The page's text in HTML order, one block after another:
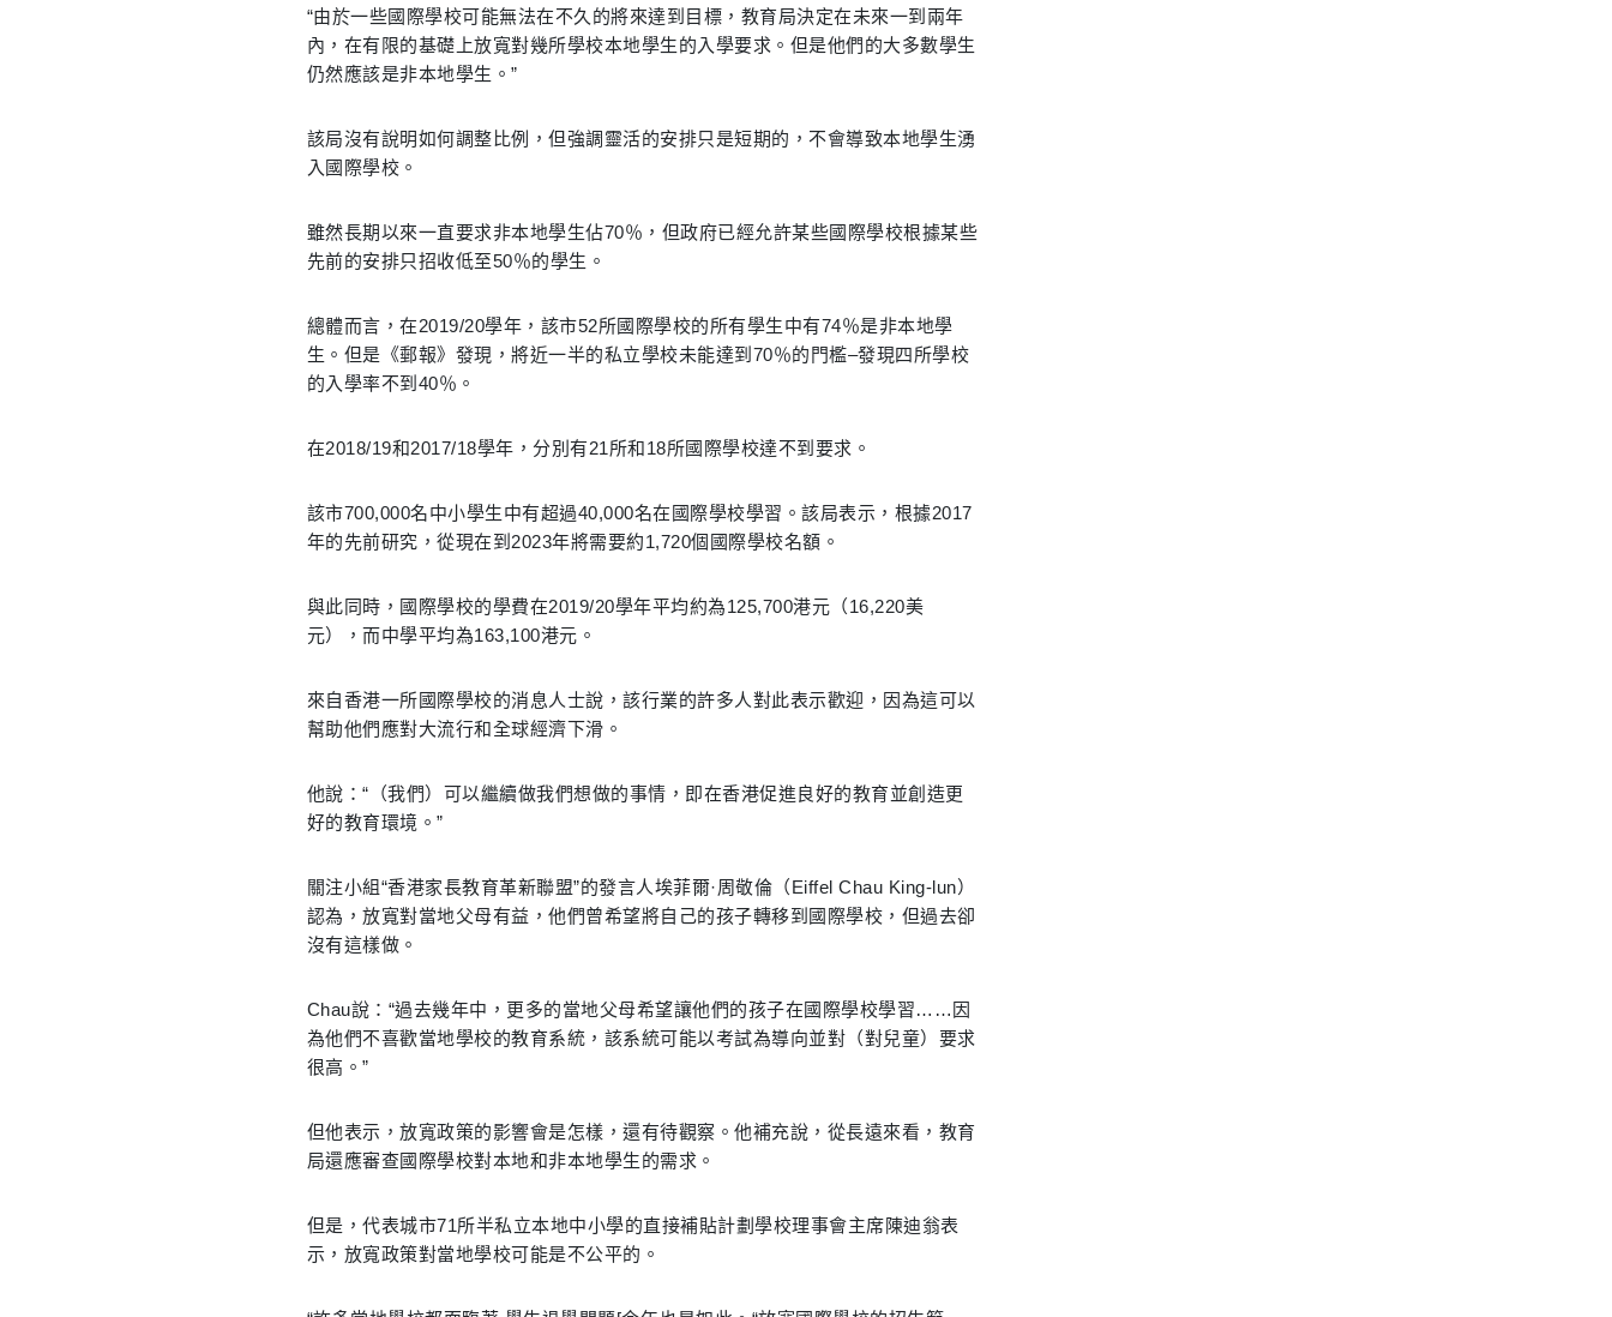
“由於一些國際學校可能無法在不久的將來達到目標，教育局決定在未來一到兩年
內，在有限的基礎上放寬對幾所學校本地學生的入學要求。但是他們的大多數學生
仍然應該是非本地學生。”
該局沒有說明如何調整比例，但強調靈活的安排只是短期的，不會導致本地學生湧
入國際學校。
雖然長期以來一直要求非本地學生佔70％，但政府已經允許某些國際學校根據某些
先前的安排只招收低至50％的學生。
總體而言，在2019/20學年，該市52所國際學校的所有學生中有74％是非本地學
生。但是《郵報》發現，將近一半的私立學校未能達到70％的門檻–發現四所學校
的入學率不到40％。
在2018/19和2017/18學年，分別有21所和18所國際學校達不到要求。
該市700,000名中小學生中有超過40,000名在國際學校學習。該局表示，根據2017
年的先前研究，從現在到2023年將需要約1,720個國際學校名額。
與此同時，國際學校的學費在2019/20學年平均約為125,700港元（16,220美
元），而中學平均為163,100港元。
來自香港一所國際學校的消息人士說，該行業的許多人對此表示歡迎，因為這可以
幫助他們應對大流行和全球經濟下滑。
他說：“（我們）可以繼續做我們想做的事情，即在香港促進良好的教育並創造更
好的教育環境。”
關注小組“香港家長教育革新聯盟”的發言人埃菲爾·周敬倫（Eiffel Chau King-lun）
認為，放寬對當地父母有益，他們曾希望將自己的孩子轉移到國際學校，但過去卻
沒有這樣做。
Chau說：“過去幾年中，更多的當地父母希望讓他們的孩子在國際學校學習……因
為他們不喜歡當地學校的教育系統，該系統可能以考試為導向並對（對兒童）要求
很高。”
但他表示，放寬政策的影響會是怎樣，還有待觀察。他補充說，從長遠來看，教育
局還應審查國際學校對本地和非本地學生的需求。
但是，代表城市71所半私立本地中小學的直接補貼計劃學校理事會主席陳迪翁表
示，放寬政策對當地學校可能是不公平的。